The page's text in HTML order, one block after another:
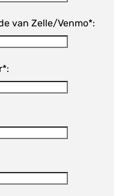
van Zelle/Venmo*: